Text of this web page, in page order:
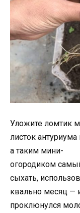
Уложите ломтик
листок
а таким мини-
огородиком
сыхать,
квально месяц —
проклюнулся